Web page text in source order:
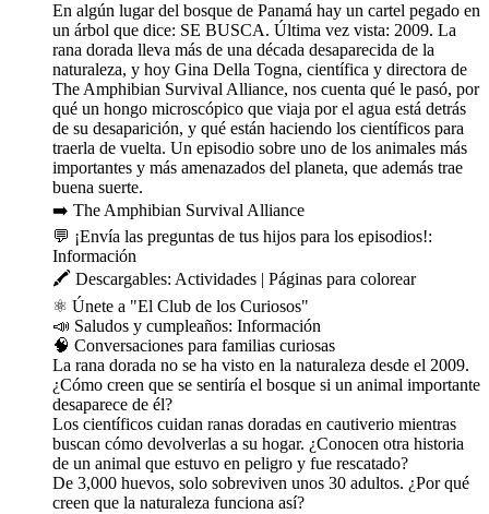
En algún lugar del bosque de Panamá hay un cartel pegado en
un árbol que dice: SE BUSCA. Última vez vista: 2009. La
rana dorada lleva más de una década desaparecida de la
naturaleza, y hoy Gina Della Togna, científica y directora de
The Amphibian Survival Alliance, nos cuenta qué le pasó, por
qué un hongo microscópico que viaja por el agua está detrás
de su desaparición, y qué están haciendo los científicos para
traerla de vuelta. Un episodio sobre uno de los animales más
importantes y más amenazados del planeta, que además trae
buena suerte.
➡️ The Amphibian Survival Alliance
💬 ¡Envía las preguntas de tus hijos para los episodios!:
⁠⁠⁠⁠⁠⁠⁠⁠Información⁠⁠⁠⁠⁠⁠⁠
🖍️ Descargables: ⁠⁠⁠⁠⁠⁠⁠⁠⁠⁠⁠⁠⁠⁠⁠⁠⁠⁠⁠⁠⁠⁠Actividades⁠⁠⁠⁠⁠⁠⁠⁠⁠⁠⁠⁠⁠⁠⁠⁠⁠⁠⁠⁠⁠⁠⁠ | ⁠⁠⁠⁠⁠⁠⁠⁠⁠⁠⁠⁠⁠⁠⁠⁠⁠⁠⁠⁠⁠⁠⁠⁠⁠⁠⁠⁠⁠⁠⁠⁠⁠⁠⁠⁠⁠⁠⁠⁠⁠⁠⁠⁠⁠⁠⁠⁠⁠⁠⁠⁠⁠⁠⁠⁠⁠⁠⁠⁠⁠⁠⁠⁠⁠⁠⁠⁠⁠⁠⁠⁠⁠⁠⁠⁠⁠⁠⁠⁠⁠Páginas para colorear⁠⁠⁠⁠⁠⁠⁠⁠⁠⁠⁠⁠⁠⁠⁠⁠⁠⁠⁠⁠⁠⁠
⚛️ Únete a "⁠⁠⁠⁠⁠⁠⁠⁠⁠⁠⁠⁠⁠⁠⁠⁠⁠⁠⁠⁠⁠⁠⁠⁠⁠⁠El Club de los Curiosos⁠⁠⁠⁠⁠⁠⁠⁠⁠⁠⁠⁠⁠⁠⁠⁠⁠⁠⁠⁠⁠⁠⁠⁠⁠⁠"
📣 Saludos y cumpleaños: ⁠⁠⁠⁠⁠⁠⁠⁠⁠⁠⁠⁠⁠⁠⁠⁠⁠⁠⁠⁠⁠⁠⁠⁠⁠⁠⁠⁠⁠⁠⁠⁠⁠⁠⁠⁠⁠⁠⁠⁠⁠⁠⁠⁠⁠⁠⁠⁠⁠⁠⁠⁠⁠⁠⁠⁠⁠⁠⁠⁠⁠⁠⁠⁠⁠⁠⁠⁠⁠⁠⁠⁠⁠⁠⁠⁠⁠⁠⁠⁠⁠⁠⁠⁠⁠⁠⁠⁠Información⁠⁠⁠⁠⁠⁠⁠⁠⁠⁠⁠⁠⁠⁠⁠⁠⁠⁠⁠⁠⁠⁠⁠⁠⁠⁠⁠
🧠 Conversaciones para familias curiosas
La rana dorada no se ha visto en la naturaleza desde el 2009.
¿Cómo creen que se sentiría el bosque si un animal importante
desaparece de él?
Los científicos cuidan ranas doradas en cautiverio mientras
buscan cómo devolverlas a su hogar. ¿Conocen otra historia
de un animal que estuvo en peligro y fue rescatado?
De 3,000 huevos, solo sobreviven unos 30 adultos. ¿Por qué
creen que la naturaleza funciona así?